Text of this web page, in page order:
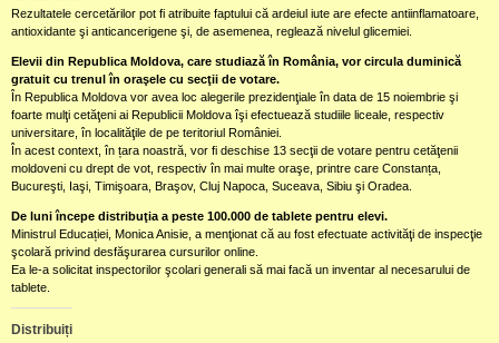
Rezultatele cercetărilor pot fi atribuite faptului că ardeiul iute are efecte antiinflamatoare,
antioxidante şi anticancerigene şi, de asemenea, reglează nivelul glicemiei.
Elevii din Republica Moldova, care studiază în România, vor circula duminică
gratuit cu trenul în oraşele cu secţii de votare.
În Republica Moldova vor avea loc alegerile prezidenţiale în data de 15 noiembrie şi
foarte mulţi cetăţeni ai Republicii Moldova îşi efectuează studiile liceale, respectiv
universitare, în localităţile de pe teritoriul României.
În acest context, în țara noastră, vor fi deschise 13 secţii de votare pentru cetăţenii
moldoveni cu drept de vot, respectiv în mai multe oraşe, printre care Constanța,
Bucureşti, Iaşi, Timişoara, Braşov, Cluj Napoca, Suceava, Sibiu şi Oradea.
De luni începe distribuţia a peste 100.000 de tablete pentru elevi.
Ministrul Educației, Monica Anisie, a menţionat că au fost efectuate activităţi de inspecţie
şcolară privind desfăşurarea cursurilor online.
Ea le-a solicitat inspectorilor şcolari generali să mai facă un inventar al necesarului de
tablete.
Distribuiți